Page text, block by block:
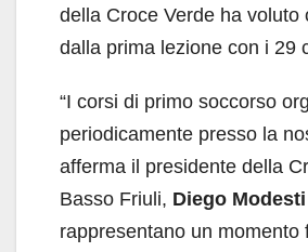
della Croce Verde ha voluto
dalla prima lezione con i 29
“I corsi di primo soccorso
periodicamente presso la
afferma il presidente della
Basso Friuli, Diego Modesti
rappresentano un momento